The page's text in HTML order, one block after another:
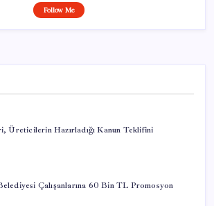
Follow Me
Üreticilerin Hazırladığı Kanun Teklifini
Çalışanlarına 60 Bin TL Promosyon